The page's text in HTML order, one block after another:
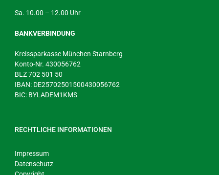
Sa. 10.00 – 12.00 Uhr
BANKVERBINDUNG
Kreissparkasse München Starnberg
Konto-Nr. 430056762
BLZ 702 501 50
IBAN: DE25702501500430056762
BIC: BYLADEM1KMS
RECHTLICHE INFORMATIONEN
Impressum
Datenschutz